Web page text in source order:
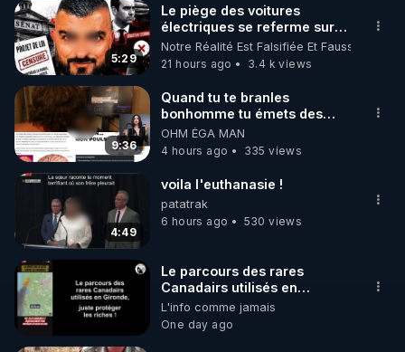
http://rgnr.li/instagram
🌱 LA NEWSLETTER
Pour ne pas rater l’actualité RGNR (stages,
http://rgnr.li/news
🌱 VIDÉOS NON CENSURÉES SUR ODYSEE
Toutes les vidéos Youtube sont aussi sur la
http://rgnr.li/odysee
🌱 LES STAGES EN PRÉSENTIEL
http://rgnr.li/stages
5:29
Le piège des voitures
électriques se referme sur
les usagers !
Notre Réalité Est Falsifiée Et Fausse
21 hours ago
3.4 k views
9:36
Quand tu te branles
bonhomme tu émets des
ondes ils ont juste omis de
t'expliquer
OHM ÉGA MAN
4 hours ago
335 views
4:49
voila l'euthanasie !
patatrak
6 hours ago
530 views
Le parcours des rares
Canadairs utilisés en
Gironde, juste protéger les
riches donc la mafia ! 😒🤢😡
https://odysee.com/@anonyme:d3/
L'info comme jamais
One day ago